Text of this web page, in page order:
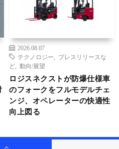
2026.08.07
テクノロジー
プレスリリースな
ど
動向/展望
ロジスネクストが防爆仕様車
のフォークをフルモデルチェ
ンジ、オペレーターの快適性
向上図る